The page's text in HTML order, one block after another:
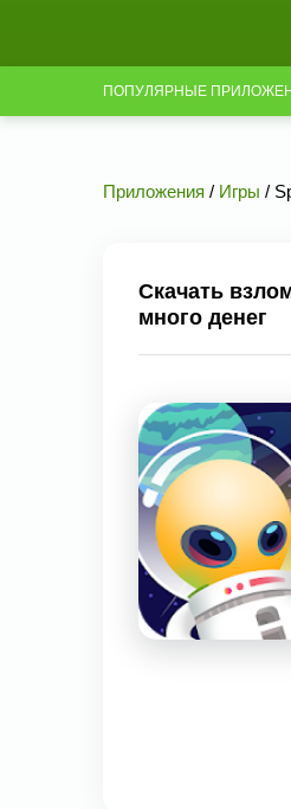
ПОПУЛЯРНЫЕ
Приложения / Игры /
Скачать
много денег